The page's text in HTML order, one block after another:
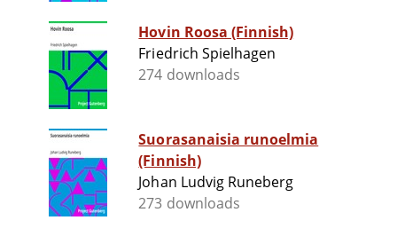
Hovin Roosa (Finnish)
Friedrich Spielhagen
274 downloads
Suorasanaisia runoelmia
(Finnish)
Johan Ludvig Runeberg
273 downloads